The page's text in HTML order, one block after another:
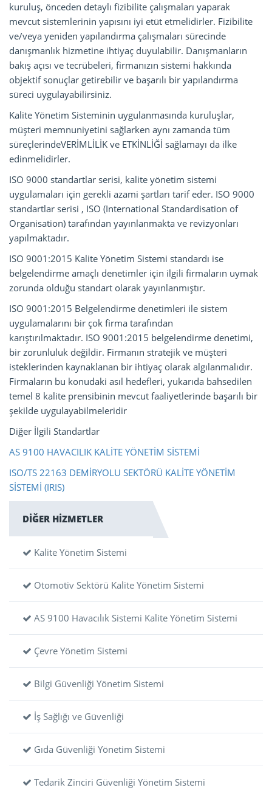
kuruluş, önceden detaylı fizibilite çalışmaları yaparak
mevcut sistemlerinin yapısını iyi etüt etmelidirler. Fizibilite
ve/veya yeniden yapılandırma çalışmaları sürecinde
danışmanlık hizmetine ihtiyaç duyulabilir. Danışmanların
bakış açısı ve tecrübeleri, firmanızın sistemi hakkında
objektif sonuçlar getirebilir ve başarılı bir yapılandırma
süreci uygulayabilirsiniz.
Kalite Yönetim Sisteminin uygulanmasında kuruluşlar,
müşteri memnuniyetini sağlarken aynı zamanda tüm
süreçlerindeVERİMLİLİK ve ETKİNLİĞİ sağlamayı da ilke
edinmelidirler.
ISO 9000 standartlar serisi, kalite yönetim sistemi
uygulamaları için gerekli azami şartları tarif eder. ISO 9000
standartlar serisi , ISO (International Standardisation of
Organisation) tarafından yayınlanmakta ve revizyonları
yapılmaktadır.
ISO 9001:2015 Kalite Yönetim Sistemi standardı ise
belgelendirme amaçlı denetimler için ilgili firmaların uymak
zorunda olduğu standart olarak yayınlanmıştır.
ISO 9001:2015 Belgelendirme denetimleri ile sistem
uygulamalarını bir çok firma tarafından
karıştırılmaktadır. ISO 9001:2015 belgelendirme denetimi,
bir zorunluluk değildir. Firmanın stratejik ve müşteri
isteklerinden kaynaklanan bir ihtiyaç olarak algılanmalıdır.
Firmaların bu konudaki asıl hedefleri, yukarıda bahsedilen
temel 8 kalite prensibinin mevcut faaliyetlerinde başarılı bir
şekilde uygulayabilmeleridir
Diğer İlgili Standartlar
AS 9100 HAVACILIK KALİTE YÖNETİM SİSTEMİ
ISO/TS 22163 DEMİRYOLU SEKTÖRÜ KALİTE YÖNETİM
SİSTEMİ (IRIS)
DİĞER HİZMETLER
Kalite Yönetim Sistemi
Otomotiv Sektörü Kalite Yönetim Sistemi
AS 9100 Havacılık Sistemi Kalite Yönetim Sistemi
Çevre Yönetim Sistemi
Bilgi Güvenliği Yönetim Sistemi
İş Sağlığı ve Güvenliği
Gıda Güvenliği Yönetim Sistemi
Tedarik Zinciri Güvenliği Yönetim Sistemi